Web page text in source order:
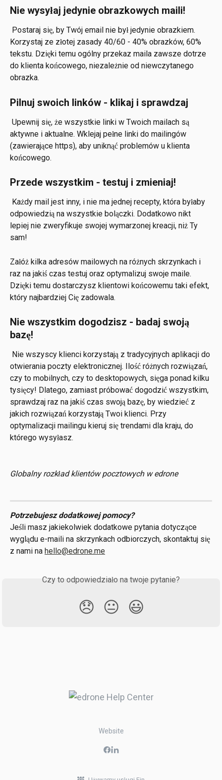
Nie wysyłaj jedynie obrazkowych maili!
Korzystaj ze złotej zasady 40/60 - 40% obrazków, 60%
tekstu. Dzięki temu ogólny przekaz maila zawsze dotrze
do klienta końcowego, niezależnie od niewczytanego
obrazka.
Pilnuj swoich linków - klikaj i sprawdzaj
aktywne i aktualne. Wklejaj pełne linki do mailingów
(zawierające https), aby uniknąć problemów u klienta
końcowego.
Przede wszystkim - testuj i zmieniaj!
odpowiedzią na wszystkie bolączki. Dodatkowo nikt
lepiej nie zweryfikuje swojej wymarzonej kreacji, niż Ty
sam!
Załóż kilka adresów mailowych na różnych skrzynkach i
raz na jakiś czas testuj oraz optymalizuj swoje maile.
Dzięki temu dostarczysz klientowi końcowemu taki efekt,
który najbardziej Cię zadowala.
Nie wszystkim dogodzisz - badaj swoją
bazę!
otwierania poczty elektronicznej. Ilość różnych rozwiązań,
czy to mobilnych, czy to desktopowych, sięga ponad kilku
tysięcy! Dlatego, zamiast próbować dogodzić wszystkim,
sprawdzaj raz na jakiś czas swoją bazę, by wiedzieć z
jakich rozwiązań korzystają Twoi klienci. Przy
optymalizacji mailingu kieruj się trendami dla kraju, do
którego wysyłasz.
Globalny rozkład klientów pocztowych w edrone
Potrzebujesz dodatkowej pomocy?
Jeśli masz jakiekolwiek dodatkowe pytania dotyczące
wyglądu e-maili na skrzynkach odbiorczych, skontaktuj się
z nami na hello@edrone.me
Czy to odpowiedziało na twoje pytanie?
😞 😐 😃
Website